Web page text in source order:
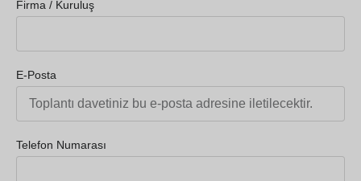
Firma / Kuruluş
E-Posta
Telefon Numarası